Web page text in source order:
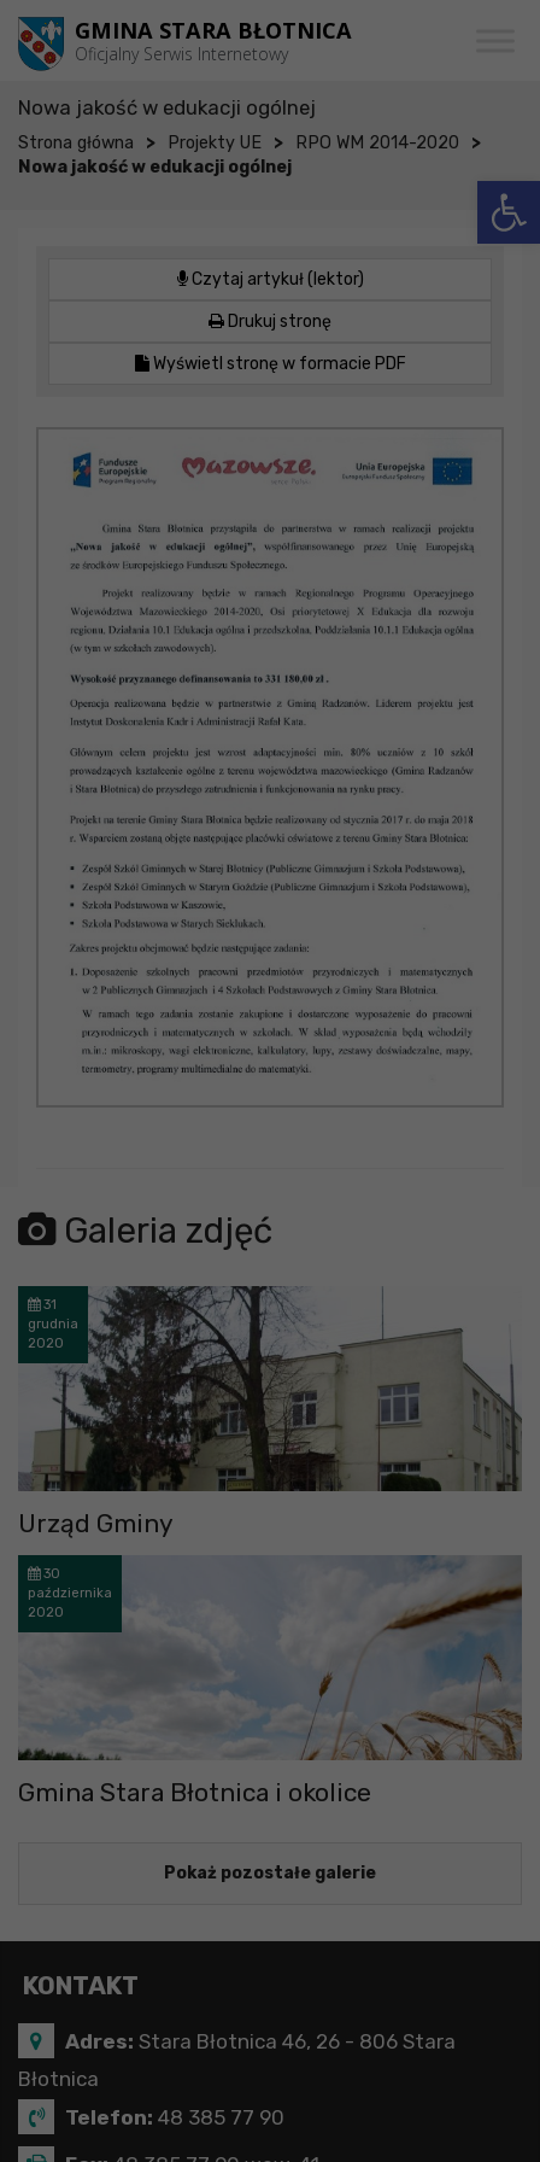
Przejdź do menu
Przejdź do głównej treści strony
Przejdź do stopki strony GMINA STARA BŁOTNICA
Oficjalny Serwis Internetowy
Nowa jakość w edukacji ogólnej
Strona główna > Projekty UE > RPO WM 2014-2020 >
Nowa jakość w edukacji ogólnej
Czytaj artykuł (lektor)
Drukuj stronę
Wyświetl stronę w formacie PDF
Galeria zdjęć
31
grudnia
2020
Urząd Gminy
30
października
2020
Gmina Stara Błotnica i okolice
Pokaż pozostałe galerie
KONTAKT
Adres: Stara Błotnica 46, 26 - 806 Stara
Błotnica
Telefon: 48 385 77 90